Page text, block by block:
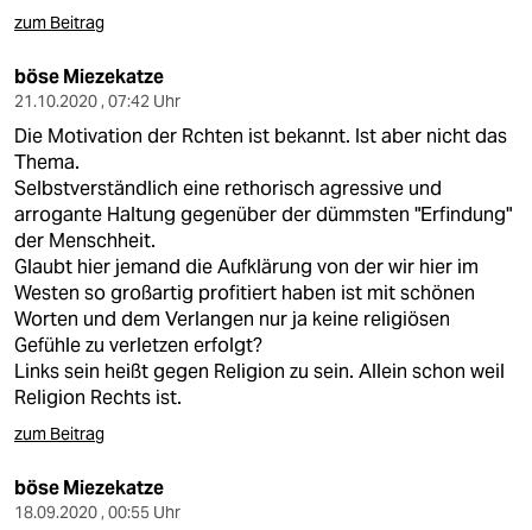
zum Beitrag
böse Miezekatze
21.10.2020 , 07:42 Uhr
Die Motivation der Rchten ist bekannt. Ist aber nicht das
Thema.
Selbstverständlich eine rethorisch agressive und
arrogante Haltung gegenüber der dümmsten "Erfindung"
der Menschheit.
Glaubt hier jemand die Aufklärung von der wir hier im
Westen so großartig profitiert haben ist mit schönen
Worten und dem Verlangen nur ja keine religiösen
Gefühle zu verletzen erfolgt?
Links sein heißt gegen Religion zu sein. Allein schon weil
Religion Rechts ist.
zum Beitrag
böse Miezekatze
18.09.2020 , 00:55 Uhr